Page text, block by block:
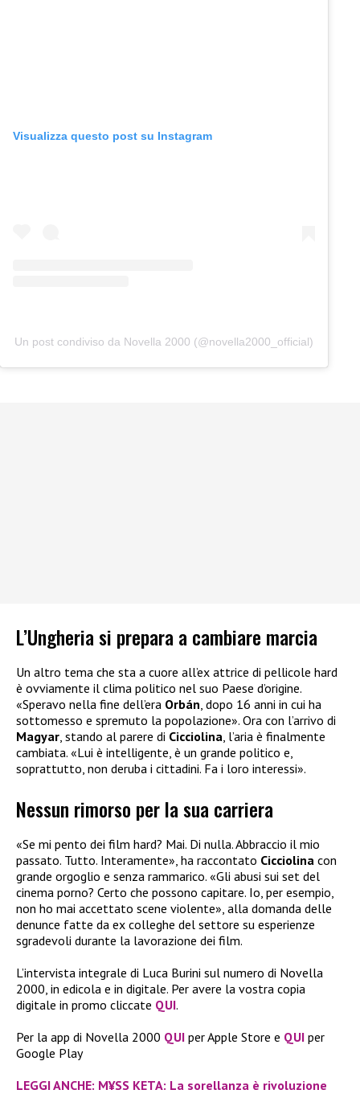
Visualizza questo post su Instagram
Un post condiviso da Novella 2000 (@novella2000_official)
L’Ungheria si prepara a cambiare marcia
Un altro tema che sta a cuore all’ex attrice di pellicole hard
è ovviamente il clima politico nel suo Paese d’origine.
«Speravo nella fine dell’era Orbán , dopo 16 anni in cui ha
sottomesso e spremuto la popolazione». Ora con l’arrivo di
Magyar , stando al parere di Cicciolina , l’aria è finalmente
cambiata. «Lui è intelligente, è un grande politico e,
soprattutto, non deruba i cittadini. Fa i loro interessi».
Nessun rimorso per la sua carriera
«Se mi pento dei film hard? Mai. Di nulla. Abbraccio il mio
passato. Tutto. Interamente», ha raccontato Cicciolina con
grande orgoglio e senza rammarico. «Gli abusi sui set del
cinema porno? Certo che possono capitare. Io, per esempio,
non ho mai accettato scene violente», alla domanda delle
denunce fatte da ex colleghe del settore su esperienze
sgradevoli durante la lavorazione dei film.
L’intervista integrale di Luca Burini sul numero di Novella
2000, in edicola e in digitale. Per avere la vostra copia
digitale in promo cliccate QUI.
Per la app di Novella 2000 QUI per Apple Store e QUI per
Google Play
LEGGI ANCHE: M¥SS KETA: La sorellanza è rivoluzione